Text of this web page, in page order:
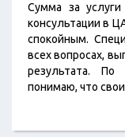
Сумма за
консультации в
спокойным.
всех вопросах,
результата.
понимаю, что